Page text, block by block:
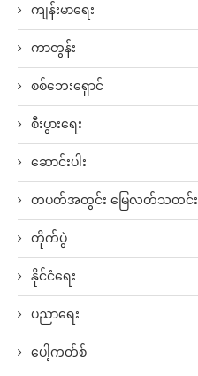
ကျန်းမာရေး
ကာတွန်း
စစ်ဘေးရှောင်
စီးပွားရေး
ဆောင်းပါး
တပတ်အတွင်း မြေလတ်သတင်း
တိုက်ပွဲ
နိုင်ငံရေး
ပညာရေး
ပေါ့ကတ်စ်